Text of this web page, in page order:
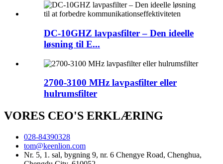
DC-10GHZ lavpasfilter – Den ideelle
løsning til E...
2700-3100 MHz lavpasfilter eller
hulrumsfilter
VORES CEO'S ERKLÆRING
028-84390328
tom@keenlion.com
Nr. 5, 1. sal, bygning 9, nr. 6 Chengye Road, Chenghua,